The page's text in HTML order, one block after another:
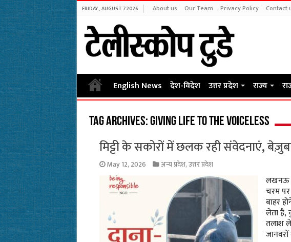
FRIDAY , AUGUST 7 2026 About us Our Team Privacy Policy Contact
English News देश-विदेश उत्तर प्रदेश राज्य
Tag Archives:giving life to the voiceless
मिट्टी के सकोरों में छलक रही संवेदनाएं,
May 12, 2026 अन्य प्रदेश,उत्तर प्रदेश
लखनऊ
चरम पर
बाहर
लेता है,
तलाश